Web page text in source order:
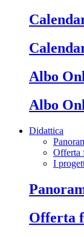
Albo
Albo
Didattica
Offerta
I
Offerta